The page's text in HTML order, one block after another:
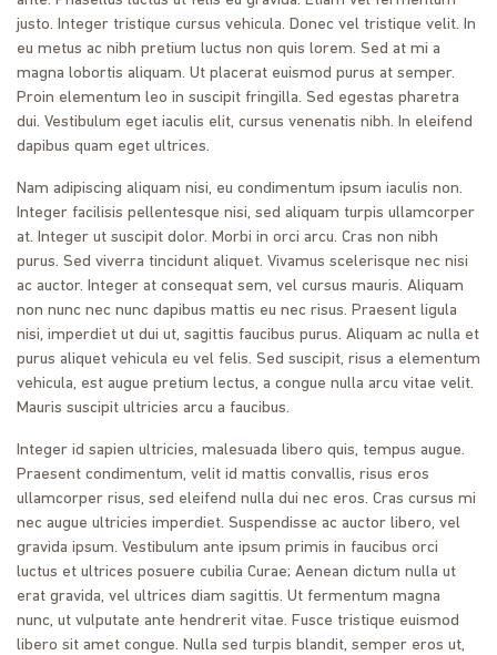
justo. Integer tristique cursus vehicula. Donec vel tristique velit. In
eu metus ac nibh pretium luctus non quis lorem. Sed at mi a
magna lobortis aliquam. Ut placerat euismod purus at semper.
Proin elementum leo in suscipit fringilla. Sed egestas pharetra
dui. Vestibulum eget iaculis elit, cursus venenatis nibh. In eleifend
dapibus quam eget ultrices.
Nam adipiscing aliquam nisi, eu condimentum ipsum iaculis non.
Integer facilisis pellentesque nisi, sed aliquam turpis ullamcorper
at. Integer ut suscipit dolor. Morbi in orci arcu. Cras non nibh
purus. Sed viverra tincidunt aliquet. Vivamus scelerisque nec nisi
ac auctor. Integer at consequat sem, vel cursus mauris. Aliquam
non nunc nec nunc dapibus mattis eu nec risus. Praesent ligula
nisi, imperdiet ut dui ut, sagittis faucibus purus. Aliquam ac nulla et
purus aliquet vehicula eu vel felis. Sed suscipit, risus a elementum
vehicula, est augue pretium lectus, a congue nulla arcu vitae velit.
Mauris suscipit ultricies arcu a faucibus.
Integer id sapien ultricies, malesuada libero quis, tempus augue.
Praesent condimentum, velit id mattis convallis, risus eros
ullamcorper risus, sed eleifend nulla dui nec eros. Cras cursus mi
nec augue ultricies imperdiet. Suspendisse ac auctor libero, vel
gravida ipsum. Vestibulum ante ipsum primis in faucibus orci
luctus et ultrices posuere cubilia Curae; Aenean dictum nulla ut
erat gravida, vel ultrices diam sagittis. Ut fermentum magna
nunc, ut vulputate ante hendrerit vitae. Fusce tristique euismod
libero sit amet congue. Nulla sed turpis blandit, semper eros ut,